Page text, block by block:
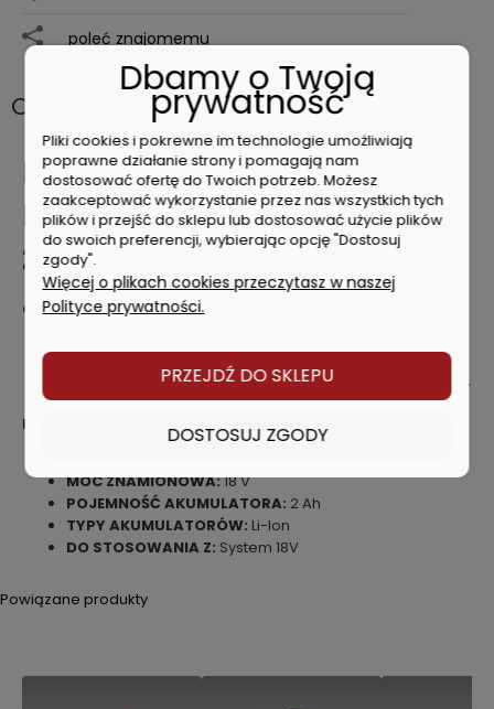
poleć znajomemu
Opis
BLACK DECKER BL2018
BATERIA AKUMULATOR 18V
2.0AH
Cechy produktu:
Kompatybilny ze wszystkimi elektronarzędziami oraz
narzędziami ogrodowymi Black & Decker o napięciu 18 V
Dane techniczne:
MOC ZNAMIONOWA:18 V
POJEMNOŚĆ AKUMULATORA: 2 Ah
TYPY AKUMULATORÓW: Li-Ion
DO STOSOWANIA Z: System 18V
Powiązane produkty
Dbamy o Twoją
prywatność
Pliki cookies i pokrewne im technologie umożliwiają
poprawne działanie strony i pomagają nam
dostosować ofertę do Twoich potrzeb. Możesz
zaakceptować wykorzystanie przez nas wszystkich tych
plików i przejść do sklepu lub dostosować użycie plików
do swoich preferencji, wybierając opcję "Dostosuj
zgody".
Więcej o plikach cookies przeczytasz w naszej
Polityce prywatności.
PRZEJDŹ DO SKLEPU
DOSTOSUJ ZGODY